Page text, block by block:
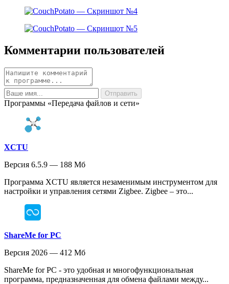
Комментарии пользователей
Программы «Передача файлов и сети»
XCTU
Версия 6.5.9 — 188 Мб
Программа XCTU является незаменимым инструментом для
настройки и управления сетями Zigbee. Zigbee – это...
ShareMe for PC
Версия 2026 — 412 Мб
ShareMe for PC - это удобная и многофункциональная
программа, предназначенная для обмена файлами между...